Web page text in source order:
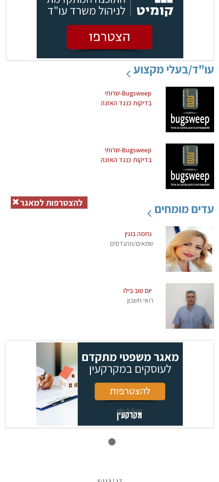
עו"ד/בעלי מקצוע
Bugsweep-שרותי
בדיקות כנגד האזנה
Bugsweep-שרותי
בדיקות כנגד האזנה
עדים מומחים
נחמה בוגין
שמאים/מהנדסים
יום טוב בילו
רואי חשבון
להצטרפות למאגר